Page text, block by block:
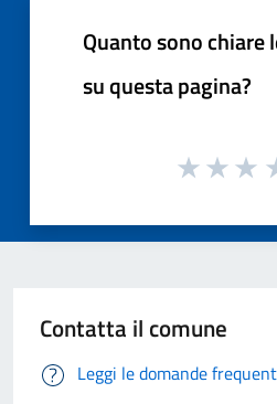
Quanto sono
su questa pagina?
Contatta il comune
Leggi le domande